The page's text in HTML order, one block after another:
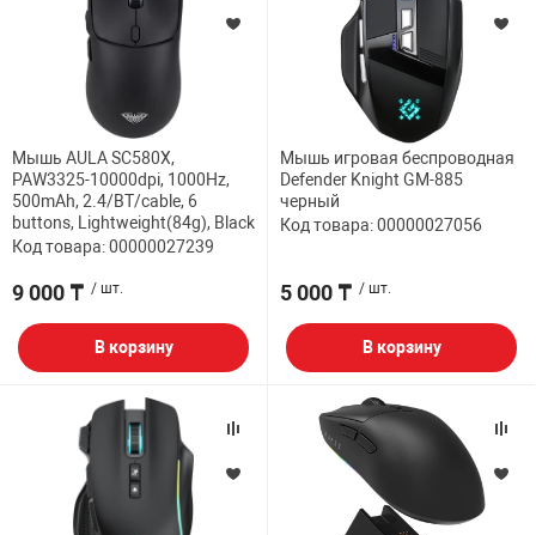
Мышь AULA SC580X,
PAW3325-10000dpi, 1000Hz,
500mAh, 2.4/BT/cable, 6
buttons, Lightweight(84g), Black
Код товара: 00000027239
9 000 ₸ / шт.
В корзину
Мышь игровая беспроводная
Defender Knight GM-885
черный
Код товара: 00000027056
5 000 ₸ / шт.
В корзину